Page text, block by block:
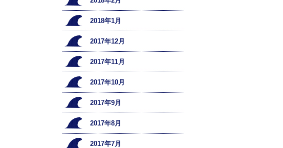
2018年1月
2017年12月
2017年11月
2017年10月
2017年9月
2017年8月
2017年7月